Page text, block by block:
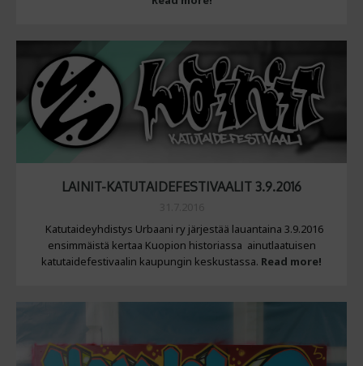
LAINIT-KATUTAIDEFESTIVAALIT 3.9.2016
Katutaideyhdistys Urbaani ry järjestää lauantaina 3.9.2016
ensimmäistä kertaa Kuopion historiassa ainutlaatuisen
katutaidefestivaalin kaupungin keskustassa. Read more!